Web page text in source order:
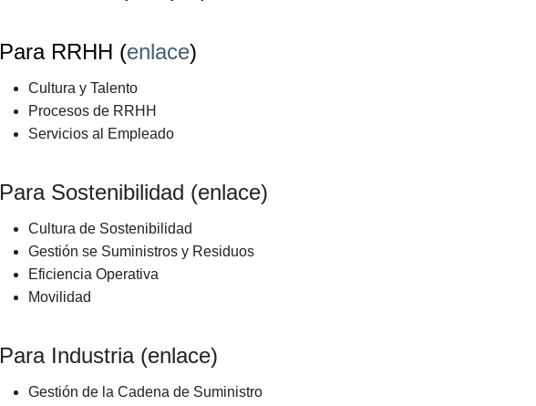
Para RRHH (enlace)
Cultura y Talento
Procesos de RRHH
Servicios al Empleado
Para Sostenibilidad (enlace)
Cultura de Sostenibilidad
Gestión se Suministros y Residuos
Eficiencia Operativa
Movilidad
Para Industria (enlace)
Gestión de la Cadena de Suministro